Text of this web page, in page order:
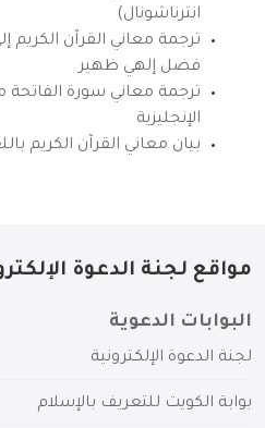
انترناشونال)
ترجمة معاني القرآن الكريم
فضل إلهي ظهير
ترجمة معاني سورة الفاتحة
الإنجليزية
بيان معاني القرآن الكريم
مواقع لجنة الدعوة
البوابات الدعوية
لجنة الدعوة الإلكترونية
بوابة الكويت للتعريف بالإسلام